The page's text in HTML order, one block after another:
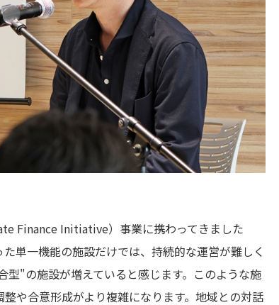
Finance Initiative）事業に携わってきました
単一機能の施設だけでは、持続的な運営が難しく
"の施設が増えていると感じます。このような施
や合意形成がより複雑になります。地域との対話